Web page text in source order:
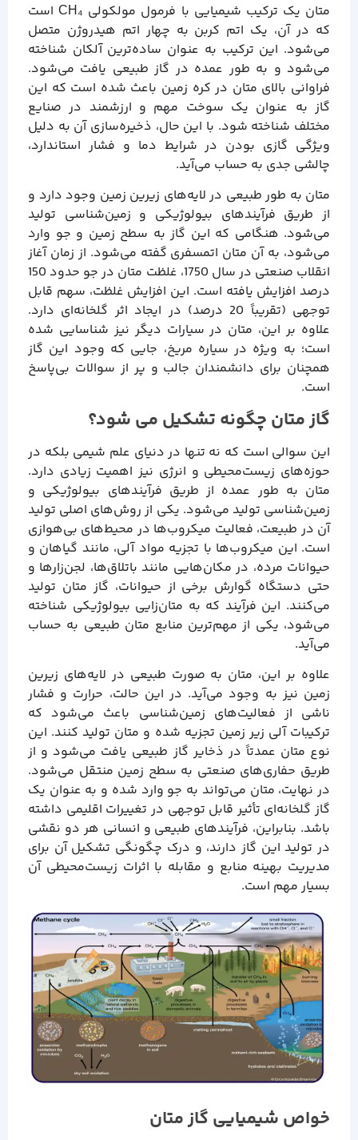
متان یک ترکیب شیمیایی با فرمول مولکولی CH₄ است
که در آن، یک اتم کربن به چهار اتم هیدروژن متصل
می‌شود. این ترکیب به عنوان ساده‌ترین آلکان شناخته
می‌شود و به طور عمده در گاز طبیعی یافت می‌شود.
فراوانی بالای متان در کره زمین باعث شده است که این
گاز به عنوان یک سوخت مهم و ارزشمند در صنایع
مختلف شناخته شود. با این حال، ذخیره‌سازی آن به دلیل
ویژگی گازی‌ بودن در شرایط دما و فشار استاندارد،
چالشی جدی به حساب می‌آید.
متان به طور طبیعی در لایه‌های زیرین زمین وجود دارد و
از طریق فرآیندهای بیولوژیکی و زمین‌شناسی تولید
می‌شود. هنگامی که این گاز به سطح زمین و جو وارد
می‌شود، به آن متان اتمسفری گفته می‌شود. از زمان آغاز
انقلاب صنعتی در سال 1750، غلظت متان در جو حدود 150
درصد افزایش یافته است. این افزایش غلظت، سهم قابل
توجهی (تقریباً 20 درصد) در ایجاد اثر گلخانه‌ای دارد.
علاوه بر این، متان در سیارات دیگر نیز شناسایی شده
است؛ به ویژه در سیاره مریخ، جایی که وجود این گاز
همچنان برای دانشمندان جالب و پر از سوالات بی‌پاسخ
است.
گاز متان چگونه تشکیل می شود؟
این سوالی است که نه تنها در دنیای علم شیمی بلکه در
حوزه‌های زیست‌محیطی و انرژی نیز اهمیت زیادی دارد.
متان به طور عمده از طریق فرآیندهای بیولوژیکی و
زمین‌شناسی تولید می‌شود. یکی از روش‌های اصلی تولید
آن در طبیعت، فعالیت میکروب‌ها در محیط‌های بی‌هوازی
است. این میکروب‌ها با تجزیه مواد آلی، مانند گیاهان و
حیوانات مرده، در مکان‌هایی مانند باتلاق‌ها، لجن‌زارها و
حتی دستگاه گوارش برخی از حیوانات، گاز متان تولید
می‌کنند. این فرآیند که به متان‌زایی بیولوژیکی شناخته
می‌شود، یکی از مهم‌ترین منابع متان طبیعی به حساب
می‌آید.
علاوه بر این، متان به صورت طبیعی در لایه‌های زیرین
زمین نیز به وجود می‌آید. در این حالت، حرارت و فشار
ناشی از فعالیت‌های زمین‌شناسی باعث می‌شود که
ترکیبات آلی زیر زمین تجزیه شده و متان تولید کنند. این
نوع متان عمدتاً در ذخایر گاز طبیعی یافت می‌شود و از
طریق حفاری‌های صنعتی به سطح زمین منتقل می‌شود.
در نهایت، متان می‌تواند به جو وارد شده و به عنوان یک
گاز گلخانه‌ای تأثیر قابل توجهی در تغییرات اقلیمی داشته
باشد. بنابراین، فرآیندهای طبیعی و انسانی هر دو نقشی
در تولید این گاز دارند، و درک چگونگی تشکیل آن برای
مدیریت بهینه منابع و مقابله با اثرات زیست‌محیطی آن
بسیار مهم است.
خواص شیمیایی گاز متان